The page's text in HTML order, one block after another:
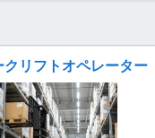
クリフトオペレーター